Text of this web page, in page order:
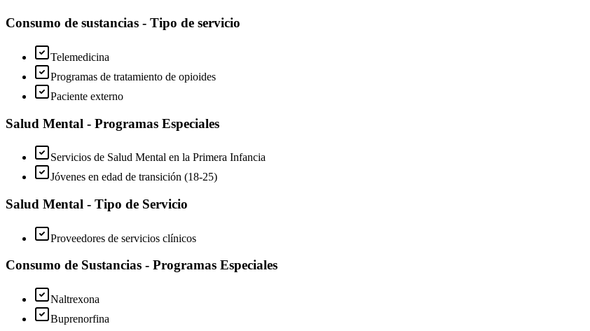
Consumo de sustancias - Tipo de servicio
Telemedicina
Programas de tratamiento de opioides
Paciente externo
Salud Mental - Programas Especiales
Servicios de Salud Mental en la Primera Infancia
Jóvenes en edad de transición (18-25)
Salud Mental - Tipo de Servicio
Proveedores de servicios clínicos
Consumo de Sustancias - Programas Especiales
Naltrexona
Buprenorfina